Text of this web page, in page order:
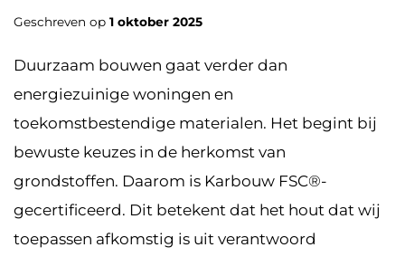
Geschreven op 1 oktober 2025
Duurzaam bouwen gaat verder dan
energiezuinige woningen en
toekomstbestendige materialen. Het begint bij
bewuste keuzes in de herkomst van
grondstoffen. Daarom is Karbouw FSC®-
gecertificeerd. Dit betekent dat het hout dat wij
toepassen afkomstig is uit verantwoord